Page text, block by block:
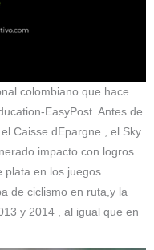
colombiano que hace
EasyPost. Antes de
Caisse dEpargne , el Sky
impacto con logros
plata en los juegos
de ciclismo en ruta,y la
y 2014 , al igual que en